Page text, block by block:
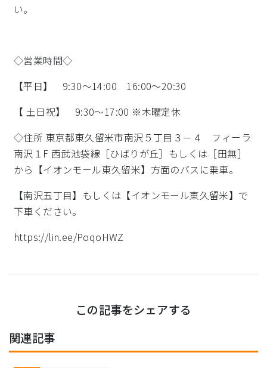
い。
◇営業時間◇
【平日】 9:30～14:00 16:00～20:30
【 土日祝】 9:30～17:00 ※木曜定休
◇住所 東京都東久留米市南沢５丁目３－４ フィーラ
南沢１F 西武池袋線［ひばりが丘］もしくは［田無］
から【イオンモール東久留米】方面のバスに乗車。
【南沢五丁目】もしくは【イオンモール東久留米】で
下車ください。
https://lin.ee/PoqoHWZ
この記事をシェアする
関連記事